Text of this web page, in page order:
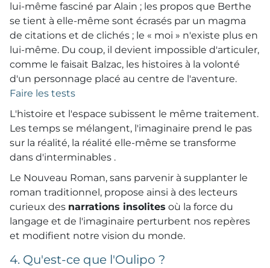
lui-même fasciné par Alain ; les propos que Berthe
se tient à elle-même sont écrasés par un magma
de citations et de clichés ; le « moi » n'existe plus en
lui-même. Du coup, il devient impossible d'articuler,
comme le faisait Balzac, les histoires à la volonté
d'un personnage placé au centre de l'aventure.
Faire les tests
L'histoire et l'espace subissent le même traitement.
Les temps se mélangent, l'imaginaire prend le pas
sur la réalité, la réalité elle-même se transforme
dans d'interminables .
Le Nouveau Roman, sans parvenir à supplanter le
roman traditionnel, propose ainsi à des lecteurs
curieux des narrations insolites où la force du
langage et de l'imaginaire perturbent nos repères
et modifient notre vision du monde.
4. Qu'est-ce que l'Oulipo ?